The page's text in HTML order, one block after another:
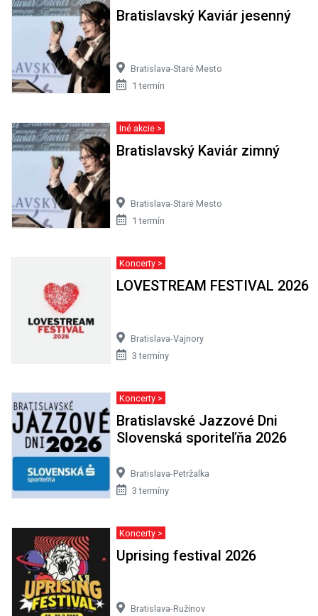
Bratislavský Kaviár jesenný
Bratislava-Staré Mesto
1 termín
Iné akcie >
Bratislavský Kaviár zimný
Bratislava-Staré Mesto
1 termín
Koncerty >
LOVESTREAM FESTIVAL 2026
Bratislava-Vajnory
3 termíny
Koncerty >
Bratislavské Jazzové Dni
Slovenská sporiteľňa 2026
Bratislava-Petržalka
3 termíny
Koncerty >
Uprising festival 2026
Bratislava-Ružinov